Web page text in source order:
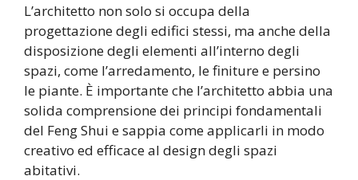
L’architetto non solo si occupa della
progettazione degli edifici stessi, ma anche della
disposizione degli elementi all’interno degli
spazi, come l’arredamento, le finiture e persino
le piante. È importante che l’architetto abbia una
solida comprensione dei principi fondamentali
del Feng Shui e sappia come applicarli in modo
creativo ed efficace al design degli spazi
abitativi.